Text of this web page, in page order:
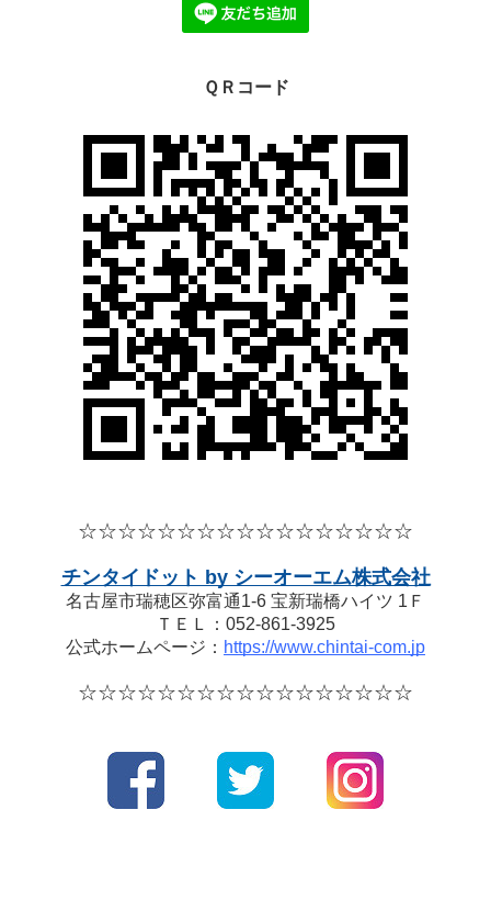
ＱＲコード
☆☆☆☆☆☆☆☆☆☆☆☆☆☆☆☆☆
チンタイドット by シーオーエム株式会社
名古屋市瑞穂区弥富通1-6 宝新瑞橋ハイツ 1Ｆ
ＴＥＬ：052-861-3925
公式ホームページ： https://www.chintai-com.jp
☆☆☆☆☆☆☆☆☆☆☆☆☆☆☆☆☆